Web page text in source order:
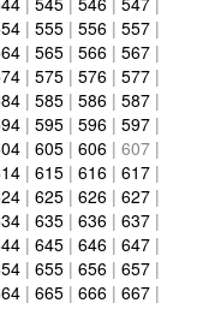
| 555 | 556 | 557 |
| 565 | 566 | 567 |
| 575 | 576 | 577 |
| 585 | 586 | 587 |
| 595 | 596 | 597 |
| 605 | 606 | 607 |
| 615 | 616 | 617 |
| 625 | 626 | 627 |
| 635 | 636 | 637 |
| 645 | 646 | 647 |
| 655 | 656 | 657 |
| 665 | 666 | 667 |